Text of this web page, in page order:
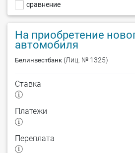
сравнение
На приобретение
автомобиля
Белинвестбанк (Лиц. № 1325)
Ставка
Платежи
Переплата